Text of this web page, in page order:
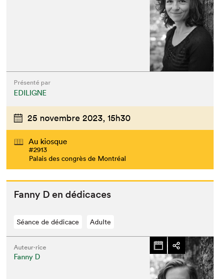
Présenté par
EDILIGNE
25 novembre 2023, 15h30
Au kiosque
#2913
Palais des congrès de Montréal
Fan­ny D en dédicaces
Séance de dédicace Adulte
Auteur·rice
Fanny D